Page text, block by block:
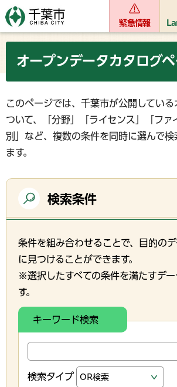
緊急情報
オープンデータカタログ
このページでは、千葉市が公開している
ついて、「分野」「ライセンス」「ファ
別」など、複数の条件を同時に選んで
ます。
検索条件
条件を組み合わせることで、目的の
に見つけることができます。
※選択したすべての条件を満たすデ
す。
キーワード検索
検索タイプ